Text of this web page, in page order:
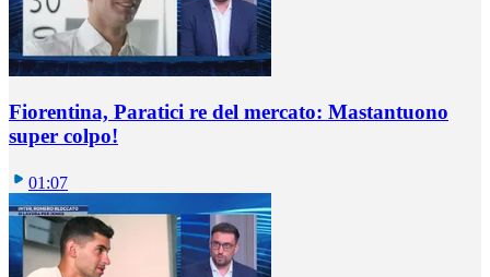
Fiorentina, Paratici re del mercato: Mastantuono
super colpo!
01:07